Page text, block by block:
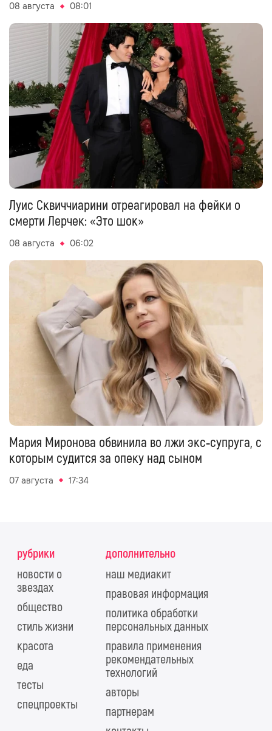
08 августа 08:01
Луис Сквиччиарини отреагировал на фейки о
смерти Лерчек: «Это шок»
08 августа 06:02
Мария Миронова обвинила во лжи экс‑супруга, с
которым судится за опеку над сыном
07 августа 17:34
рубрики
новости о
звездах
общество
стиль жизни
красота
еда
тесты
спецпроекты
дополнительно
наш медиакит
правовая информация
политика обработки
персональных данных
правила применения
рекомендательных
технологий
авторы
партнерам